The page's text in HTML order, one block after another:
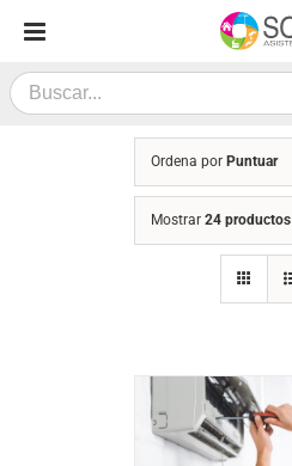
contenido
Search
for:
Ordena por Puntuar
Mostrar 24 productos